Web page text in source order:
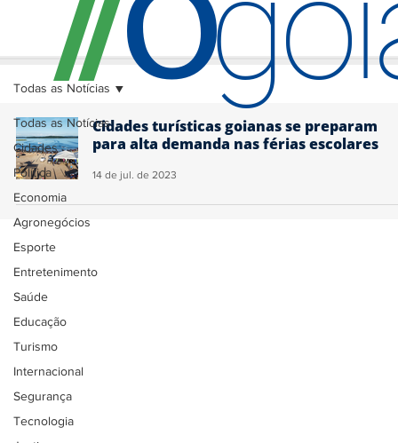
Todas as Notícias
Cidades
Política
Economia
Agronegócios
Esporte
Entretenimento
Saúde
Educação
Turismo
Internacional
Segurança
Tecnologia
Todas as Notícias
Cidades turísticas goianas se preparam
para alta demanda nas férias escolares
14 de jul. de 2023